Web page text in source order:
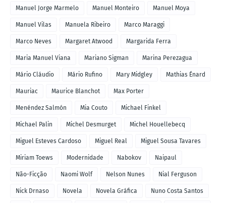
Manuel Jorge Marmelo Manuel Monteiro Manuel Moya
Manuel Vilas Manuela Ribeiro Marco Maraggi
Marco Neves Margaret Atwood Margarida Ferra
Maria Manuel Viana Mariano Sigman Marina Perezagua
Mário Cláudio Mário Rufino Mary Midgley Mathias Énard
Mauriac Maurice Blanchot Max Porter
Menéndez Salmón Mia Couto Michael Finkel
Michael Palin Michel Desmurget Michel Houellebecq
Miguel Esteves Cardoso Miguel Real Miguel Sousa Tavares
Miriam Toews Modernidade Nabokov Naipaul
Não-Ficção Naomi Wolf Nelson Nunes Nial Ferguson
Nick Drnaso Novela Novela Gráfica Nuno Costa Santos